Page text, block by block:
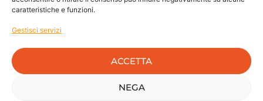
caratteristiche e funzioni.
Gestisci servizi
ACCETTA
NEGA
una conversazione.
modo di lavorare, condividere maggiori
informazioni sulle aree di intervento e valutare
insieme se possiamo essere il partner giusto per la
vostra organizzazione.